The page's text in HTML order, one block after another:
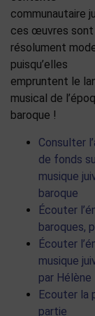
communautaire
ces œuvres sont
résolument
puisqu’elles
empruntent le
musical de
baroque !
Consulter
de fonds
musique
baroque
Écouter
baroques,
Écouter
musique
par Hélène
Ecouter la
partie